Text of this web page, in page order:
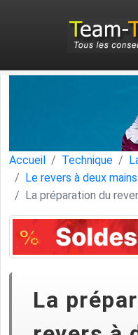
Accueil Technique
Le revers à deux mains
La préparation du
La